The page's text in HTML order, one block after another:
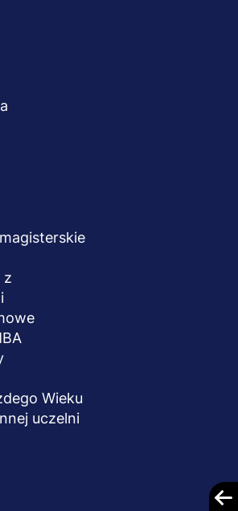
z
Wieku
uczelni